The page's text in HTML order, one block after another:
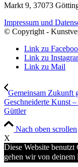
Markt 9, 37073
Impressum und
© Copyright -
Link zu
Link zu
Link zu Mail
Gemeinsam Zukunft
Geschneiderte Kunst
Güttler
Nach oben scrollen
X
Diese Website
gehen wir von deinem